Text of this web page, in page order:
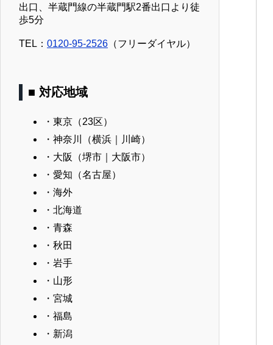
出口、半蔵門線の半蔵門駅2番出口より徒
歩5分
TEL： 0120-95-2526 （フリーダイヤル）
■ 対応地域
・東京（23区）
・神奈川（横浜｜川崎）
・大阪（堺市｜大阪市）
・愛知（名古屋）
・海外
・北海道
・青森
・秋田
・岩手
・山形
・宮城
・福島
・新潟